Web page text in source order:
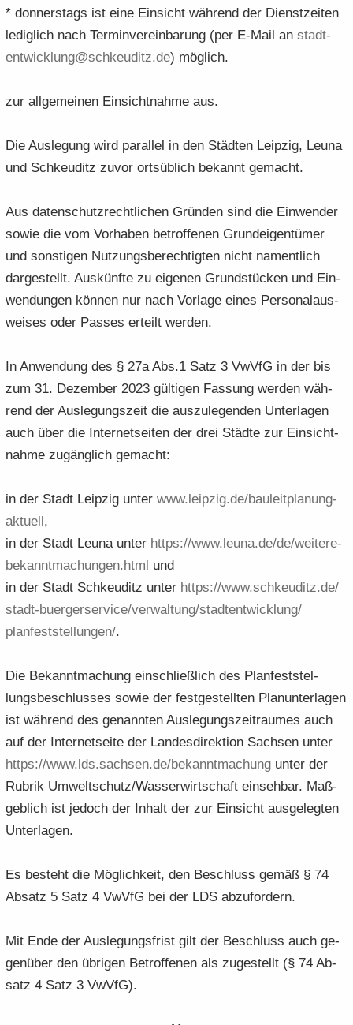
* don­ners­tags ist eine Ein­sicht wäh­rend der Dienst­zei­ten
le­dig­lich nach Ter­min­ver­ein­ba­rung (per E-​Mail an stadt­
ent­wick­lung@schkeu­ditz.​de) mög­lich.
zur all­ge­mei­nen Ein­sicht­nah­me aus.
Die Aus­le­gung wird par­al­lel in den Städ­ten Leip­zig, Leuna
und Schkeu­ditz zuvor orts­üb­lich be­kannt ge­macht.
Aus da­ten­schutz­recht­li­chen Grün­den sind die Ein­wen­der
sowie die vom Vor­ha­ben be­trof­fe­nen Grund­ei­gen­tü­mer
und sons­ti­gen Nut­zungs­be­rech­tig­ten nicht na­ment­lich
dar­ge­stellt. Aus­künf­te zu ei­ge­nen Grund­stü­cken und Ein­
wen­dun­gen kön­nen nur nach Vor­la­ge eines Per­so­nal­aus­
wei­ses oder Pas­ses er­teilt wer­den.
In An­wen­dung des § 27a Abs.1 Satz 3 VwVfG in der bis
zum 31. De­zem­ber 2023 gül­ti­gen Fas­sung wer­den wäh­
rend der Aus­le­gungs­zeit die aus­zu­le­gen­den Un­ter­la­gen
auch über die In­ter­net­sei­ten der drei Städ­te zur Ein­sicht­
nah­me zu­gäng­lich ge­macht:
in der Stadt Leip­zig unter www.​leipzig.​de/​bauleitplanung-​​
aktuell,
in der Stadt Leuna unter https:/​/​www.​leuna.​de/​de/​weitere-​​
bekanntmachungen.​html und
in der Stadt Schkeu­ditz unter https:/​/​www.​schkeuditz.​de/​
stadt-​​buergerservice/​verwaltung/​stadtentwicklung/​
planfeststellungen/​.
Die Be­kannt­ma­chung ein­schließ­lich des Plan­fest­stel­
lungs­be­schlus­ses sowie der fest­ge­stell­ten Plan­un­ter­la­gen
ist wäh­rend des ge­nann­ten Aus­le­gungs­zeit­rau­mes auch
auf der In­ter­net­sei­te der Lan­des­di­rek­ti­on Sach­sen unter
https:/​/​www.​lds.​sachsen.​de/​bekanntmachung unter der
Ru­brik Um­welt­schutz/Was­ser­wirt­schaft ein­seh­bar. Maß­
geb­lich ist je­doch der In­halt der zur Ein­sicht aus­ge­leg­ten
Un­ter­la­gen.
Es be­steht die Mög­lich­keit, den Be­schluss gemäß § 74
Ab­satz 5 Satz 4 VwVfG bei der LDS ab­zu­for­dern.
Mit Ende der Aus­le­gungs­frist gilt der Be­schluss auch ge­
gen­über den üb­ri­gen Be­trof­fe­nen als zu­ge­stellt (§ 74 Ab­
satz 4 Satz 3 VwVfG).